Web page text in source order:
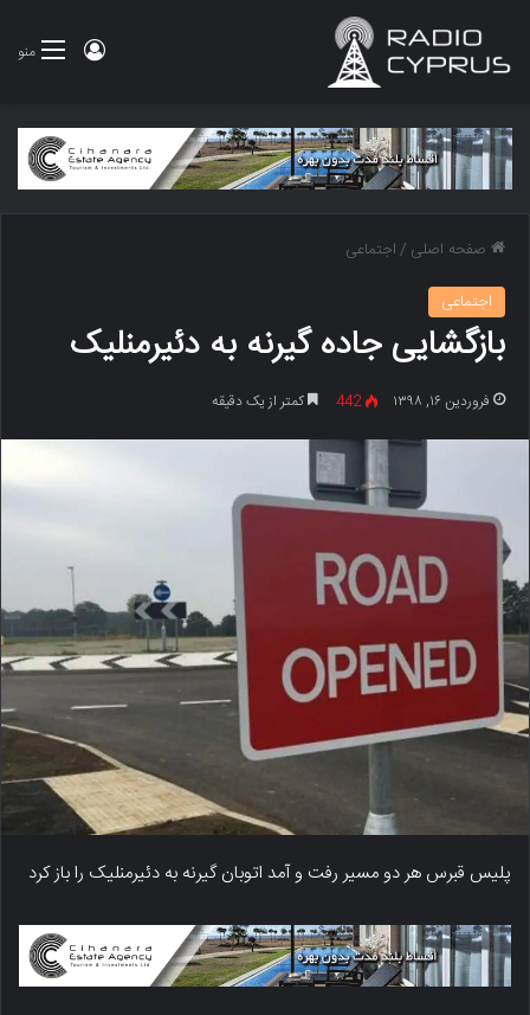
منو ورود
صفحه اصلی /اجتماعی
اجتماعی
بازگشایی جاده گیرنه به دئیرمنلیک
فروردین ۱۶, ۱۳۹۸ 442 کمتر از یک دقیقه
پلیس قبرس هر دو مسیر رفت و آمد اتوبان گیرنه به دئیرمنلیک را باز کرد